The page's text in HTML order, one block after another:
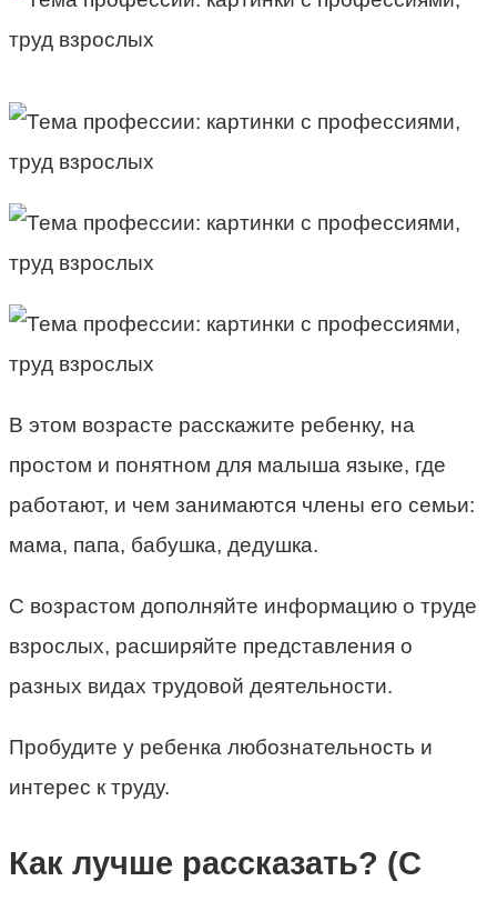
В этом возрасте расскажите ребенку, на
простом и понятном для малыша языке, где
работают, и чем занимаются члены его семьи:
мама, папа, бабушка, дедушка.
С возрастом дополняйте информацию о труде
взрослых, расширяйте представления о
разных видах трудовой деятельности.
Пробудите у ребенка любознательность и
интерес к труду.
Как лучше рассказать? (С